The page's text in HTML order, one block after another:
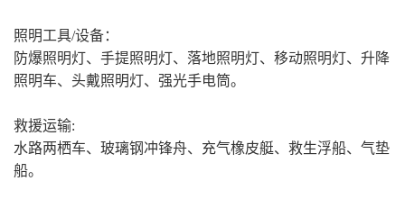
照明工具/设备：
防爆照明灯、手提照明灯、落地照明灯、移动照明灯、升降
照明车、头戴照明灯、强光手电筒。
救援运输:
水路两栖车、玻璃钢冲锋舟、充气橡皮艇、救生浮船、气垫
船。